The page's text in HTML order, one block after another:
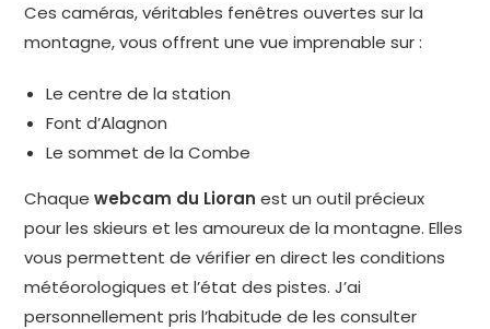
Ces caméras, véritables fenêtres ouvertes sur la
montagne, vous offrent une vue imprenable sur :
Le centre de la station
Font d’Alagnon
Le sommet de la Combe
Chaquewebcam du Lioran est un outil précieux
pour les skieurs et les amoureux de la montagne. Elles
vous permettent de vérifier en direct les conditions
météorologiques et l’état des pistes. J’ai
personnellement pris l’habitude de les consulter